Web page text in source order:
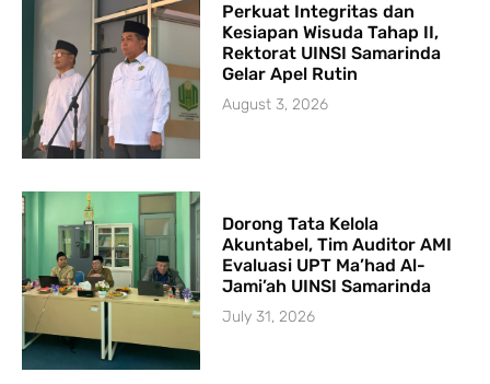
Perkuat Integritas dan
Kesiapan Wisuda Tahap II,
Rektorat UINSI Samarinda
Gelar Apel Rutin
August 3, 2026
Dorong Tata Kelola
Akuntabel, Tim Auditor AMI
Evaluasi UPT Ma’had Al-
Jami’ah UINSI Samarinda
July 31, 2026